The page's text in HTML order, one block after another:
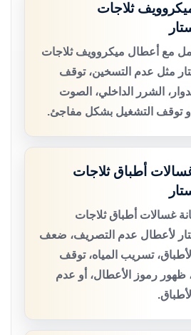
ثلاجات
مع أعطال ميكروويف ثلاجات
مثل عدم التسخين، توقف
الشرر الداخلي، الصوت
أو توقف التشغيل بشكل مفاجئ.
أطباق ثلاجات
غسالات أطباق ثلاجات
لأعطال عدم التصريف، ضعف
تسريب المياه، توقف
ظهور رموز الأعطال، أو عدم